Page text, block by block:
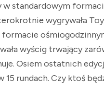
w standardowym
wygrywała
formacie
wyścig trwający
Osiem ostatnich
15 rundach. Czy ktoś